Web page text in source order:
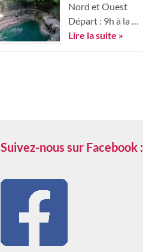
Nord et Ouest
Départ : 9h à la …
Lire la suite »
Suivez-nous sur Facebook :